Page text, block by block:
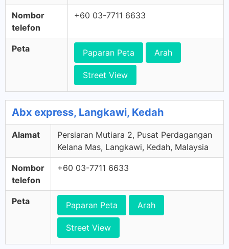
Nombor
telefon
+60 03-7711 6633
Peta Paparan Peta Arah
Street View
Abx express, Langkawi, Kedah
Alamat
Persiaran Mutiara 2, Pusat Perdagangan
Kelana Mas, Langkawi, Kedah, Malaysia
Nombor
telefon
+60 03-7711 6633
Peta Paparan Peta Arah
Street View